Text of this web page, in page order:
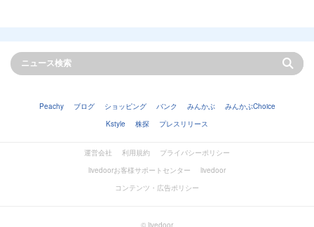
Peachy ブログ ショッピング バンク みんかぶ
みんかぶChoice
Kstyle
株探 プレスリリース
運営会社 利用規約
プライバシーポリシー
livedoorお客様サポートセンター
livedoor
コンテンツ・広告ポリシー
© livedoor